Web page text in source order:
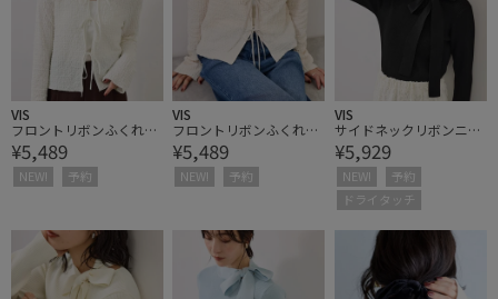
VIS
フロントリボンふくれジ
ャガードカーディガン
¥5,489
NEW! 予約
VIS
フロントリボンふくれジ
ャガードカーディガン
¥5,489
NEW! 予約
VIS
サイドネックリボンニッ
トトップス
¥5,929
NEW!
予約
ドライタッチ